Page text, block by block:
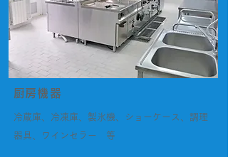
​厨房機器
冷蔵庫、冷凍庫、製氷機、ショーケース、調理
器具、ワインセラー 等